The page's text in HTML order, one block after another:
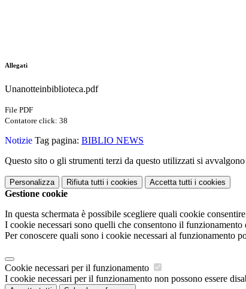
Allegati
Unanotteinbiblioteca.pdf
File PDF
Contatore click: 38
Notizie Tag pagina: BIBLIO NEWS
Questo sito o gli strumenti terzi da questo utilizzati si
Personalizza Rifiuta tutti i cookies Accetta tutti i cookies
Gestione cookie
In questa schermata è possibile scegliere quali cookie
I cookie necessari sono quelli che consentono il
Per conoscere quali sono i cookie necessari al funzionamento
Cookie necessari per il funzionamento
I cookie necessari per il funzionamento non possono essere